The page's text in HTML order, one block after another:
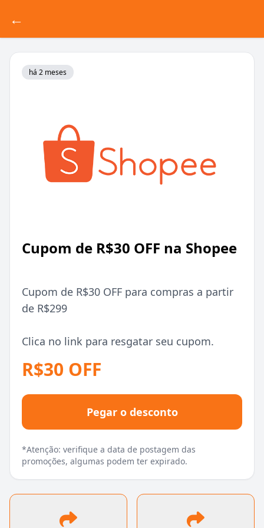
←
há 2 meses
Cupom de R$30 OFF na Shopee
Cupom de R$30 OFF para compras a partir
de R$299
Clica no link para resgatar seu cupom.
R$30 OFF
Pegar o desconto
*Atenção: verifique a data de postagem das
promoções, algumas podem ter expirado.